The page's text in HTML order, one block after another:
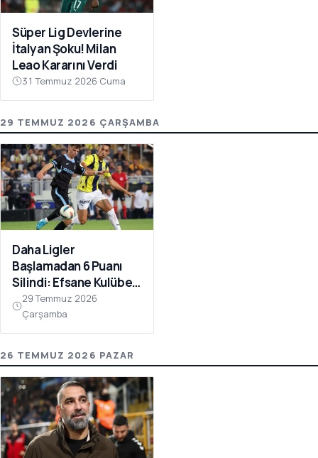
Süper Lig Devlerine
İtalyan Şoku! Milan
Leao Kararını Verdi
31 Temmuz 2026 Cuma
29 TEMMUZ 2026 ÇARŞAMBA
Daha Ligler
Başlamadan 6 Puanı
Silindi: Efsane Kulübe
FIFA Darbesi!
29 Temmuz 2026
Çarşamba
26 TEMMUZ 2026 PAZAR